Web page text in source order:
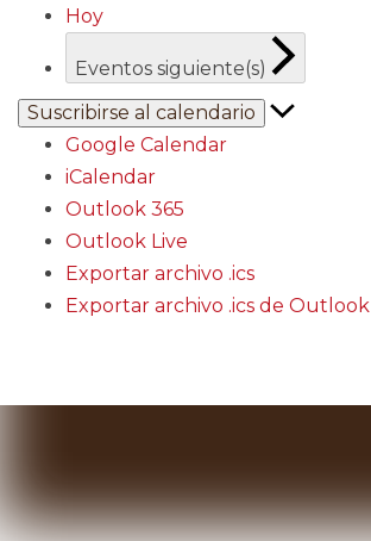
Hoy
Eventos siguiente(s)
Suscribirse al calendario
Google Calendar
iCalendar
Outlook 365
Outlook Live
Exportar archivo .ics
Exportar archivo .ics de Outlook